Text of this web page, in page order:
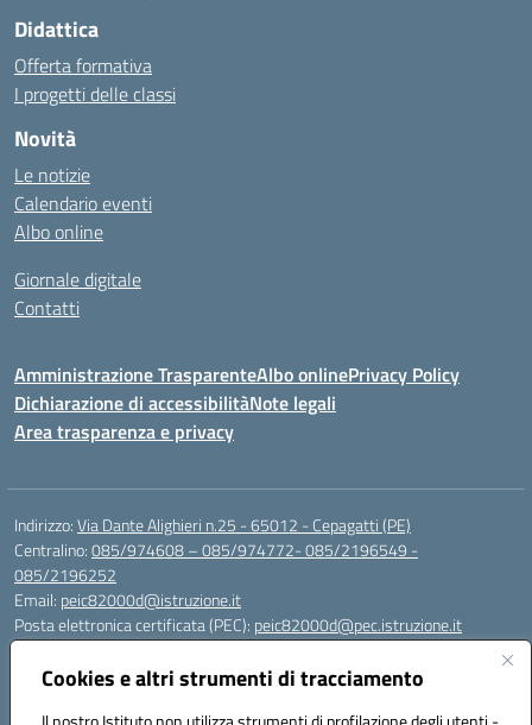
Cookies e altri strumenti di tracciamento
Didattica
Offerta formativa
I progetti delle classi
Novità
Le notizie
Calendario eventi
Albo online
Giornale digitale
Contatti
Amministrazione TrasparenteAlbo onlinePrivacy Policy
Dichiarazione di accessibilitàNote legali
Area trasparenza e privacy
Indirizzo:Via Dante Alighieri n.25 - 65012 - Cepagatti (PE)
Centralino:085/974608 – 085/974772- 085/2196549 -
085/2196252
Email: peic82000d@istruzione.it
Posta elettronica certificata (PEC): peic82000d@pec.istruzione.it
Codice fiscale: 91100590685
Codice meccanografico: PEIC82000D
Codice Indice delle Pubbliche Amministrazioni (IPA): istsc_peic82000d